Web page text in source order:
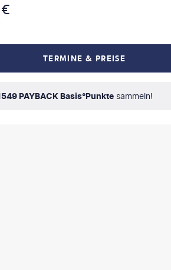
€
TERMINE & PREISE
PAYBACK Basis°Punkte sammeln!